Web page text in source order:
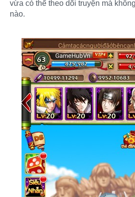
vừa có thể theo dõi truyện mà
nào.